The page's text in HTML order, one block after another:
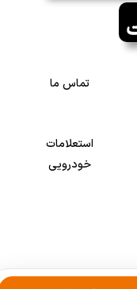
تماس ما
استعلامات
خودرویی